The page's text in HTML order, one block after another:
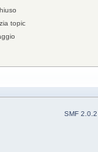
topic
SMF 2.0.2